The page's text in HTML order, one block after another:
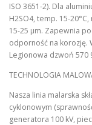
ISO 3651-2). Dla
H2SO4, temp. 15-
15-25 µm. Zapewnia
odporność na korozję.
Legionowa dzwoń 570
TECHNOLOGIA
Nasza linia malarska
cyklonowym
generatora 100 kV,